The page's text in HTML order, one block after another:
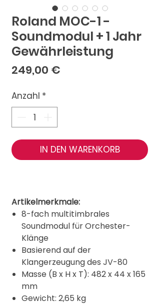
Roland MOC-1 -
Soundmodul + 1 Jahr
Gewährleistung
249,00 €
Anzahl *
IN DEN WARENKORB
Artikelmerkmale:
8-fach multitimbrales
Soundmodul für Orchester-
Klänge
Basierend auf der
Klangerzeugung des JV-80
Masse (B x H x T): 482 x 44 x 165
mm
Gewicht: 2,65 kg